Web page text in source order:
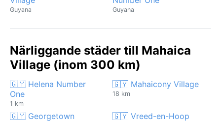
Guyana Guyana
Närliggande städer till Mahaica
Village (inom 300 km)
🇬🇾 Helena Number
One
1 km
🇬🇾 Mahaicony Village
18 km
🇬🇾 Georgetown 🇬🇾 Vreed-en-Hoop